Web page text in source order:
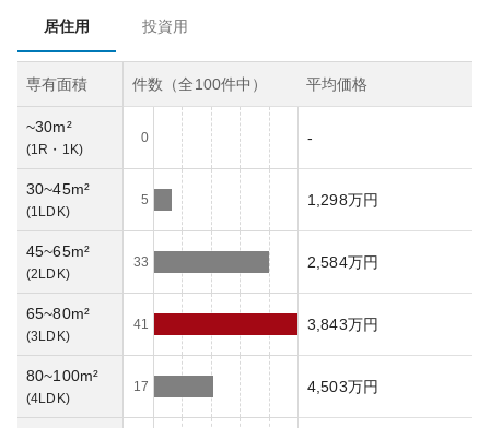
居住用 投資用
専有面積 件数（全100件中） 平均価格
~30m²
(1R・1K)
0 -
30~45m²
(1LDK)
5 1,298万円
45~65m²
(2LDK)
33 2,584万円
65~80m²
(3LDK)
41 3,843万円
80~100m²
(4LDK)
17 4,503万円